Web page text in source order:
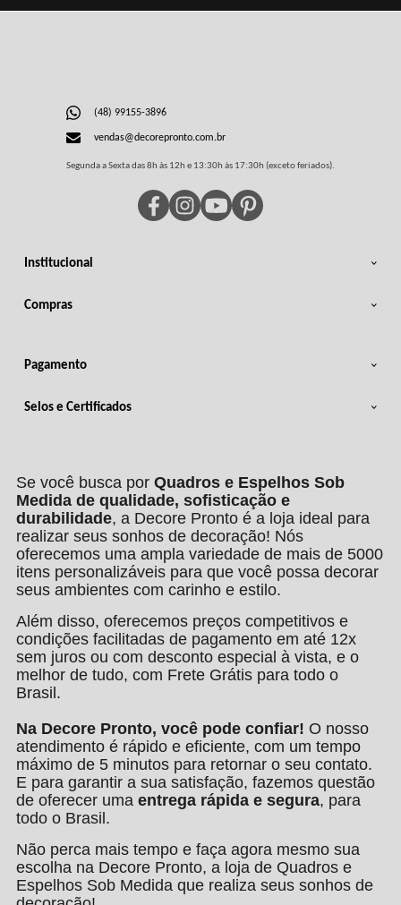
Institucional
Compras
(48) 99155-3896
vendas@decorepronto.com.br
Segunda a Sexta das 8h às 12h e 13:30h às 17:30h (exceto feriados).
Pagamento
Selos e Certificados
Se você busca por Quadros e Espelhos Sob
Medida de qualidade, sofisticação e
durabilidade, a Decore Pronto é a loja ideal para
realizar seus sonhos de decoração! Nós
oferecemos uma ampla variedade de mais de 5000
itens personalizáveis para que você possa decorar
seus ambientes com carinho e estilo.
Além disso, oferecemos preços competitivos e
condições facilitadas de pagamento em até 12x
sem juros ou com desconto especial à vista, e o
melhor de tudo, com Frete Grátis para todo o
Brasil.
Na Decore Pronto, você pode confiar! O nosso
atendimento é rápido e eficiente, com um tempo
máximo de 5 minutos para retornar o seu contato.
E para garantir a sua satisfação, fazemos questão
de oferecer uma entrega rápida e segura, para
todo o Brasil.
Não perca mais tempo e faça agora mesmo sua
escolha na Decore Pronto, a loja de Quadros e
Espelhos Sob Medida que realiza seus sonhos de